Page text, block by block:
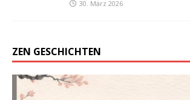
30. März 2026
ZEN GESCHICHTEN